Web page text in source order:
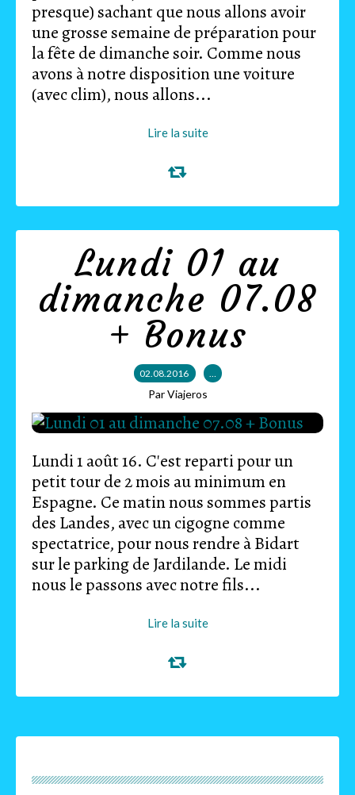
presque) sachant que nous allons avoir
une grosse semaine de préparation pour
la fête de dimanche soir. Comme nous
avons à notre disposition une voiture
(avec clim), nous allons...
Lire la suite
Lundi 01 au
dimanche 07.08
+ Bonus
02.08.2016 …
Par Viajeros
Lundi 1 août 16. C'est reparti pour un
petit tour de 2 mois au minimum en
Espagne. Ce matin nous sommes partis
des Landes, avec un cigogne comme
spectatrice, pour nous rendre à Bidart
sur le parking de Jardilande. Le midi
nous le passons avec notre fils...
Lire la suite